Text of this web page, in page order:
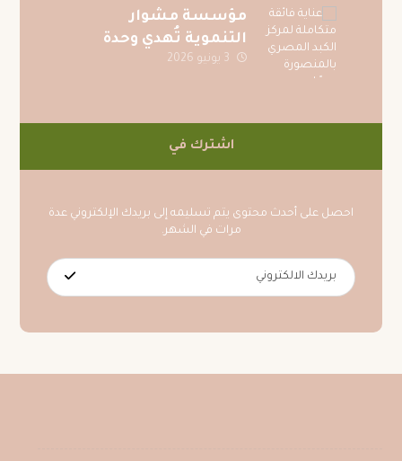
عقيدتي
مؤسسة مشوار
التنموية تُهدي وحدة
عناية فائقة متكاملة
3 يونيو 2026
اشترك في
احصل على أحدث محتوى يتم تسليمه إلى بريدك الإلكتروني عدة
مرات في الشهر.